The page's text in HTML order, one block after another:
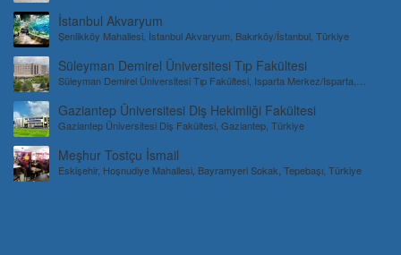
İstanbul Akvaryum
Şenlikköy Mahallesi, İstanbul Akvaryum, Bakırköy/İstanbul, Türkiye
Süleyman Demirel Üniversitesi Tıp Fakültesi
Süleyman Demirel Üniversitesi Tıp Fakültesi, Isparta Merkez/Isparta,
Gaziantep Üniversitesi Diş Hekimliği Fakültesi
Gaziantep Üniversitesi Diş Fakültesi, Gaziantep, Türkiye
Meşhur Tostçu İsmail
Eskişehir, Hoşnudiye Mahallesi, Bayramyeri Sokak, Tepebaşı, Türkiye